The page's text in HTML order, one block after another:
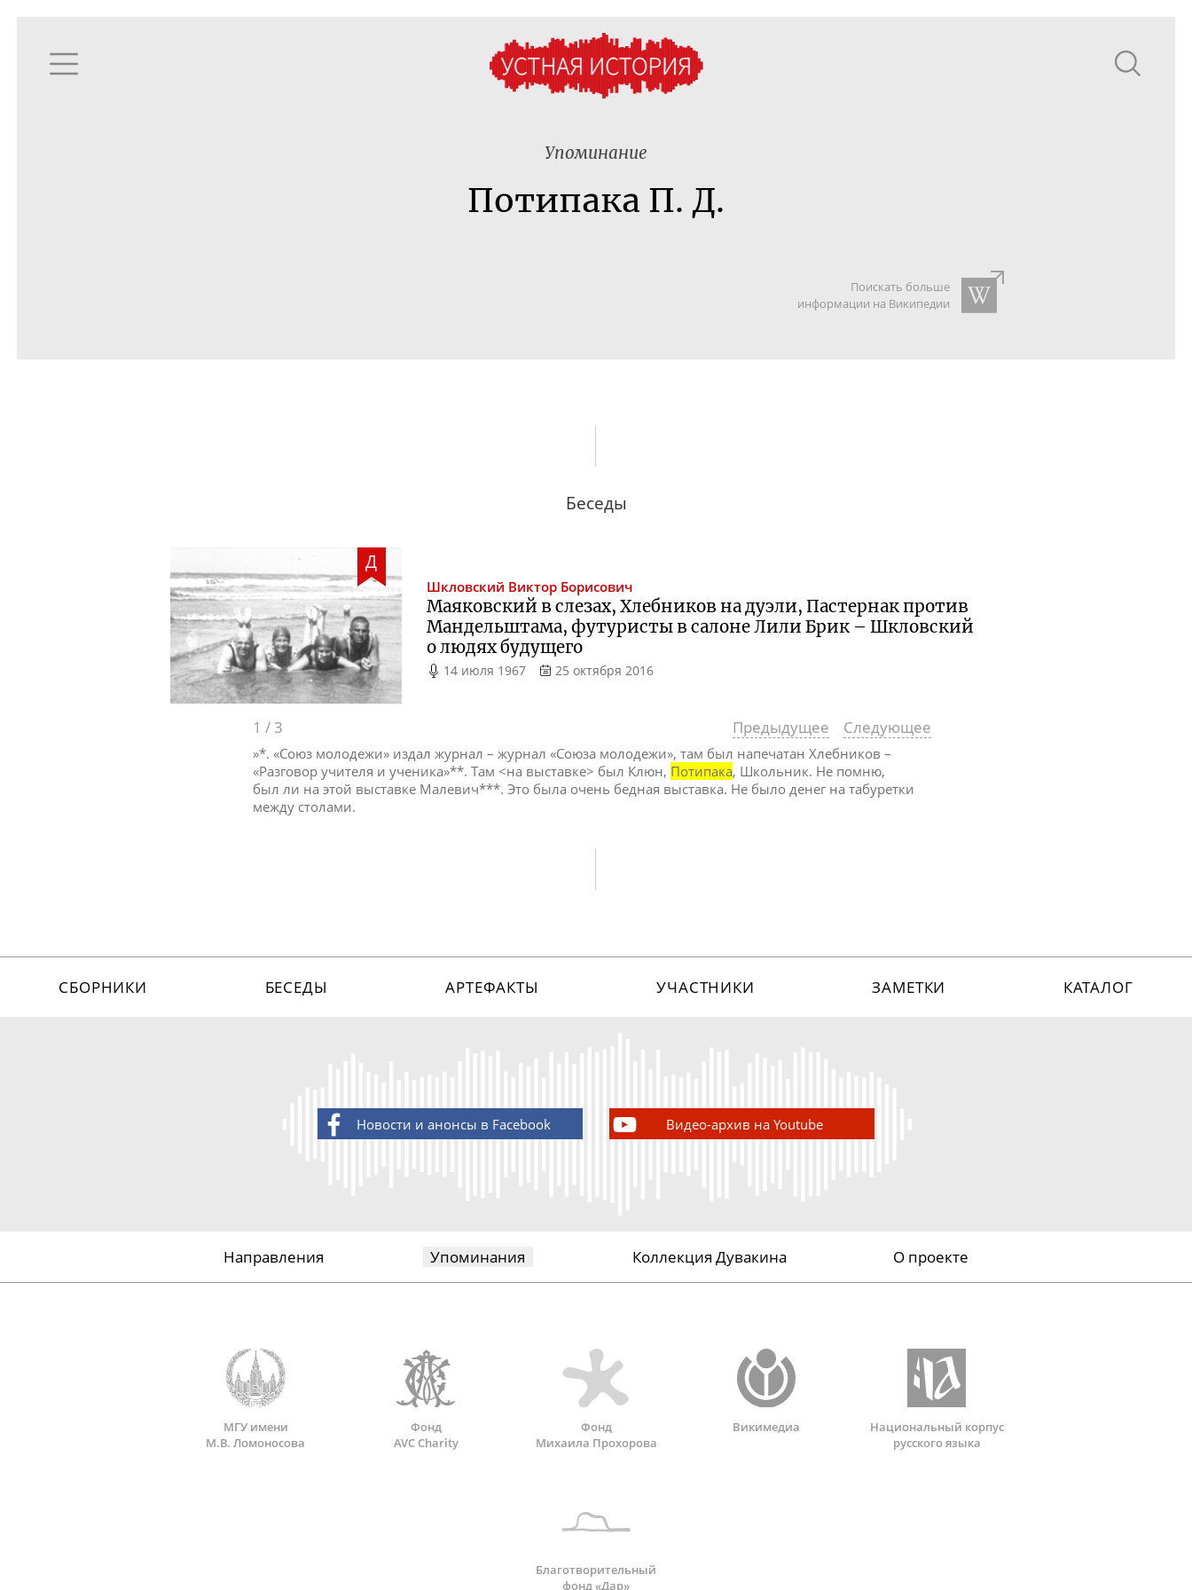
Упоминание
Потипака П. Д.
Поискать больше
информации на Википедии
Беседы
Д
Шкловский Виктор Борисович
Маяковский в слезах, Хлебников на дуэли, Пастернак против
Мандельштама, футуристы в салоне Лили Брик – Шкловский
о людях будущего
14 июля 1967 25 октября 2016
1 / 3 Предыдущее Следующее
»*. «Союз молодежи» издал журнал – журнал «Союза молодежи», там был напечатан Хлебников –
«Разговор учителя и ученика»**. Там <на выставке> был Клюн, Потипака, Школьник. Не помню,
был ли на этой выставке Малевич***. Это была очень бедная выставка. Не было денег на табуретки
между столами.
СБОРНИКИ БЕСЕДЫ АРТЕФАКТЫ УЧАСТНИКИ ЗАМЕТКИ КАТАЛОГ
Новости и анонсы в Facebook Видео-архив на Youtube
Направления Упоминания Коллекция Дувакина О проекте
МГУ имени
М.В. Ломоносова
Фонд
AVC Charity
Фонд
Михаила Прохорова
Викимедиа
Национальный корпус
русского языка
Благотворительный
фонд «Дар»